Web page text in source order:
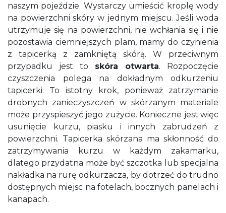
naszym pojeździe. Wystarczy umieścić kroplę wody
na powierzchni skóry w jednym miejscu. Jeśli woda
utrzymuje się na powierzchni, nie wchłania się i nie
pozostawia ciemniejszych plam, mamy do czynienia
z tapicerką z zamkniętą skórą. W przeciwnym
przypadku jest to skóra otwarta. Rozpoczęcie
czyszczenia polega na dokładnym odkurzeniu
tapicerki. To istotny krok, ponieważ zatrzymanie
drobnych zanieczyszczeń w skórzanym materiale
może przyspieszyć jego zużycie. Konieczne jest więc
usunięcie kurzu, piasku i innych zabrudzeń z
powierzchni. Tapicerka skórzana ma skłonność do
zatrzymywania kurzu w każdym zakamarku,
dlatego przydatna może być szczotka lub specjalna
nakładka na rurę odkurzacza, by dotrzeć do trudno
dostępnych miejsc na fotelach, bocznych panelach i
kanapach.